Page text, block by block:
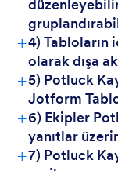
+4) Tabloların
olarak dışa
+5) Potluck
Jotform
+6) Ekipler
yanıtlar
+7) Potluck